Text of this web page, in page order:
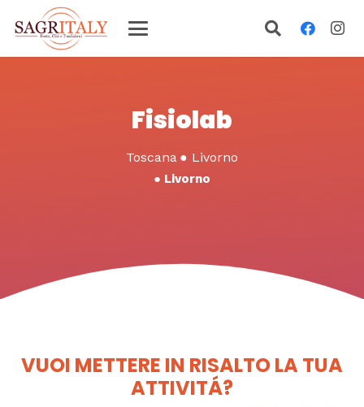
Fisiolab
Toscana ● Livorno
● Livorno
VUOI METTERE IN RISALTO LA TUA
ATTIVITÁ?